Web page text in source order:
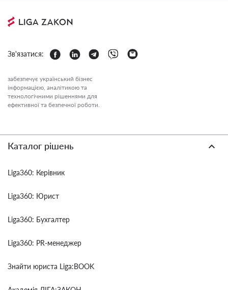
Зв'язатися:
забезпечує український бізнес
інформацією, аналітикою та
технологічними рішеннями для
ефективної та безпечної роботи.
Каталог рішень
Liga360: Керівник
Liga360: Юрист
Liga360: Бухгалтер
Liga360: PR-менеджер
Знайти юриста Liga:BOOK